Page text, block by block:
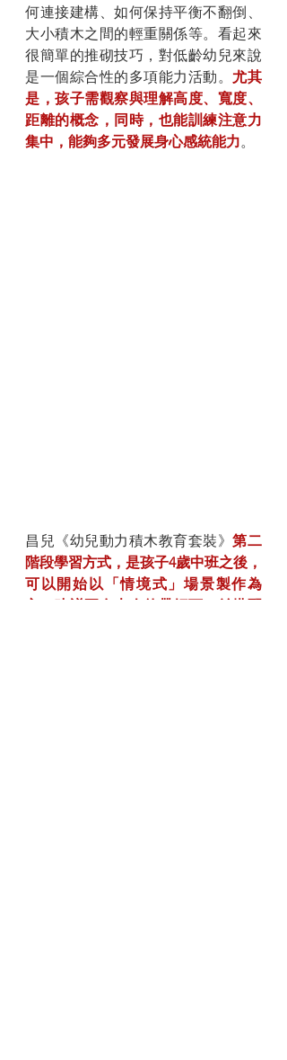
何連接建構、如何保持平衡不翻倒、
大小積木之間的輕重關係等。看起來
很簡單的推砌技巧，對低齡幼兒來說
是一個綜合性的多項能力活動。 尤其
是，孩子需觀察與理解高度、寬度、
距離的概念，同時，也能訓練注意力
集中，能夠多元發展身心感統能力。
昌兒《幼兒動力積木教育套裝》第二
階段學習方式，是孩子4歲中班之後，
可以開始以「情境式」場景製作為
主，建議要在大人的帶領下，並搭配